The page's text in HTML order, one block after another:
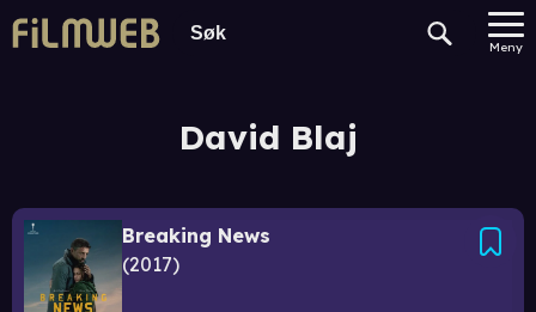
Meny
David Blaj
Breaking News
2017